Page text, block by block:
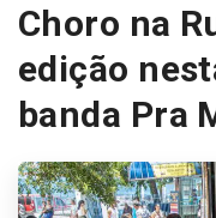
Choro na
edição
banda Pra